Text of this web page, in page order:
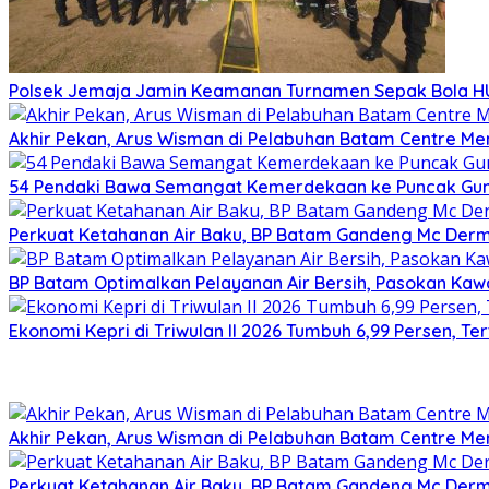
Polsek Jemaja Jamin Keamanan Turnamen Sepak Bola
Akhir Pekan, Arus Wisman di Pelabuhan Batam Centre
54 Pendaki Bawa Semangat Kemerdekaan ke Puncak
Perkuat Ketahanan Air Baku, BP Batam Gandeng Mc
BP Batam Optimalkan Pelayanan Air Bersih, Pasokan
Ekonomi Kepri di Triwulan II 2026 Tumbuh 6,99 Persen,
Akhir Pekan, Arus Wisman di Pelabuhan Batam Centre